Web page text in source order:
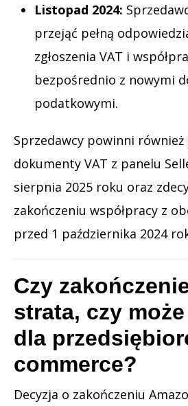
Listopad 2024:
przejąć pełną
zgłoszenia VAT i
bezpośrednio z nowymi
podatkowymi.
Sprzedawcy powinni
dokumenty VAT z panelu
sierpnia 2025 roku oraz
zakończeniu współpracy z
przed 1 października 2024
Czy
strata, czy
dla
commerce?
Decyzja o zakończeniu